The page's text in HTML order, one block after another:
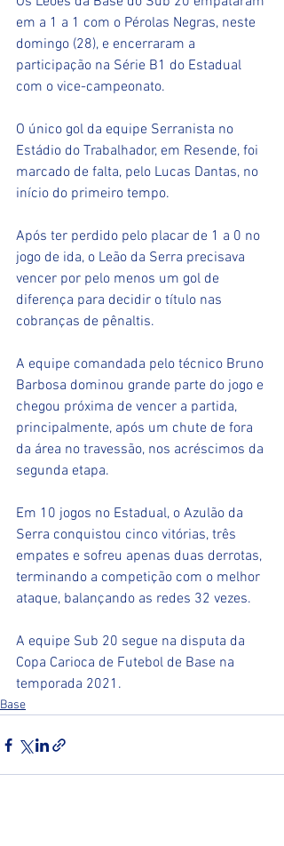
em a 1 a 1 com o Pérolas Negras, neste
domingo (28), e encerraram a
participação na Série B1 do Estadual
com o vice-campeonato.
O único gol da equipe Serranista no
Estádio do Trabalhador, em Resende, foi
marcado de falta, pelo Lucas Dantas, no
início do primeiro tempo.
Após ter perdido pelo placar de 1 a 0 no
jogo de ida, o Leão da Serra precisava
vencer por pelo menos um gol de
diferença para decidir o título nas
cobranças de pênaltis.
A equipe comandada pelo técnico Bruno
Barbosa dominou grande parte do jogo e
chegou próxima de vencer a partida,
principalmente, após um chute de fora
da área no travessão, nos acréscimos da
segunda etapa.
Em 10 jogos no Estadual, o Azulão da
Serra conquistou cinco vitórias, três
empates e sofreu apenas duas derrotas,
terminando a competição com o melhor
ataque, balançando as redes 32 vezes.
A equipe Sub 20 segue na disputa da
Copa Carioca de Futebol de Base na
temporada 2021.
Base